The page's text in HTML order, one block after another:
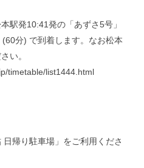
駅発10:41発の「あずさ5号」
分) で到着します。なお松本
い。
timetable/list1444.html
帰り駐車場」をご利用くださ